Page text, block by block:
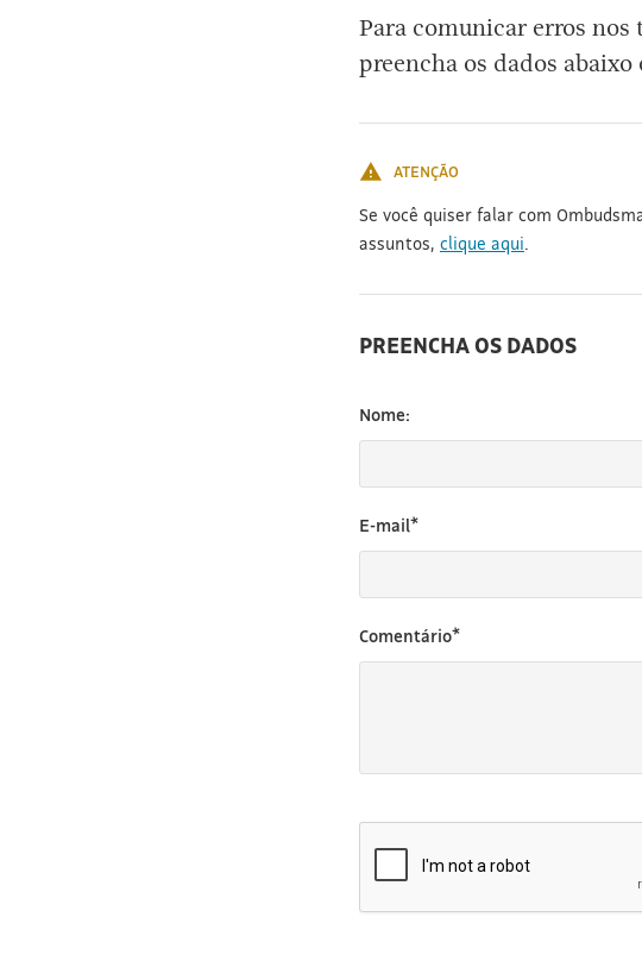
Para comunicar erros
preencha os dados
ATENÇÃO
Se você quiser falar com
assuntos, clique aqui.
PREENCHA OS DADOS
Nome:
E-mail*
Comentário*